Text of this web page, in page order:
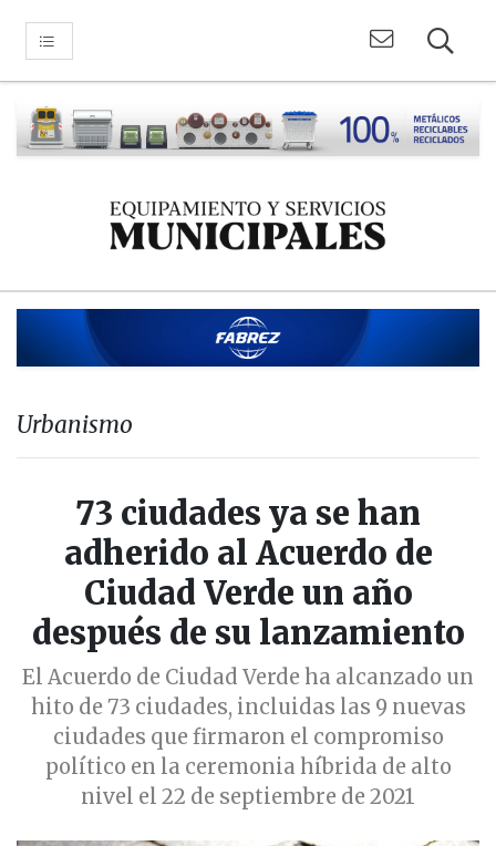
Urbanismo
73 ciudades ya se han
adherido al Acuerdo de
Ciudad Verde un año
después de su lanzamiento
El Acuerdo de Ciudad Verde ha alcanzado un
hito de 73 ciudades, incluidas las 9 nuevas
ciudades que firmaron el compromiso
político en la ceremonia híbrida de alto
nivel el 22 de septiembre de 2021